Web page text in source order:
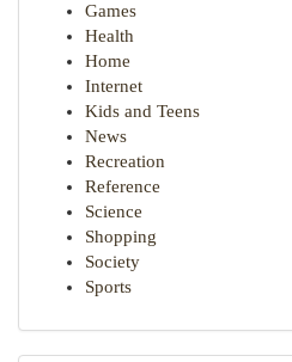
Games
Health
Home
Internet
Kids and Teens
News
Recreation
Reference
Science
Shopping
Society
Sports